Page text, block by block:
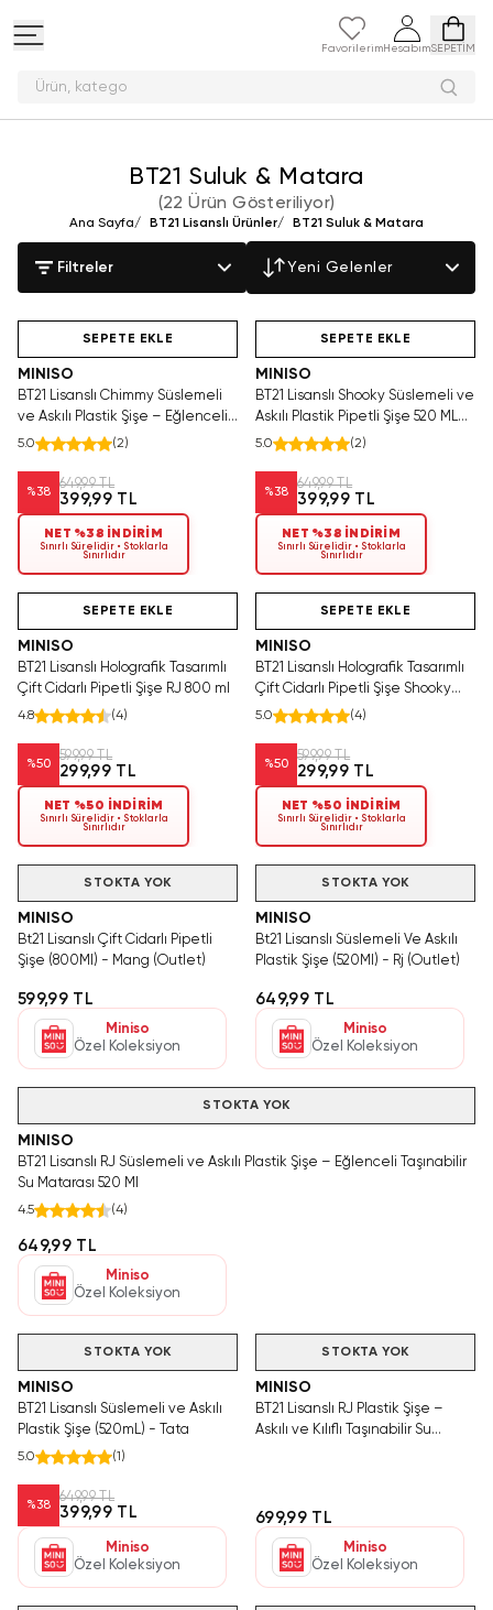
Favorilerim HesabımSEPETİM
Ürün,
BT21 Suluk & Matara
(22 Ürün Gösteriliyor)
Ana Sayfa/ BT21 Lisanslı Ürünler/ BT21 Suluk & Matara
Filtreler Yeni Gelenler
Tükenmeden Satın Al
SEPETE EKLE
MINISO
BT21 Lisanslı Chimmy Süslemeli
ve Askılı Plastik Şişe – Eğlenceli
Taşınabilir Su Matarası 520 Ml
5.0 (2)
%38
649,99 TL
399,99 TL
NET %38 İNDİRİM
Sınırlı Sürelidir • Stoklarla
Sınırlıdır
Tükenmeden Satın Al
SEPETE EKLE
MINISO
BT21 Lisanslı Shooky Süslemeli ve
Askılı Plastik Pipetli Şişe 520 ML
16,3 Cm
5.0 (2)
%38
649,99 TL
399,99 TL
NET %38 İNDİRİM
Sınırlı Sürelidir • Stoklarla
Sınırlıdır
SEPETE EKLE
MINISO
BT21 Lisanslı Holografik Tasarımlı
Çift Cidarlı Pipetli Şişe RJ 800 ml
4.8 (4)
%50
599,99 TL
299,99 TL
NET %50 İNDİRİM
Sınırlı Sürelidir • Stoklarla
Sınırlıdır
SEPETE EKLE
MINISO
BT21 Lisanslı Holografik Tasarımlı
Çift Cidarlı Pipetli Şişe Shooky
800 ml
5.0 (4)
%50
599,99 TL
299,99 TL
NET %50 İNDİRİM
Sınırlı Sürelidir • Stoklarla
Sınırlıdır
STOKTA YOK
MINISO
Bt21 Lisanslı Çift Cidarlı Pipetli
Şişe (800Ml) - Mang (Outlet)
599,99 TL
Miniso
Özel Koleksiyon
STOKTA YOK
MINISO
Bt21 Lisanslı Süslemeli Ve Askılı
Plastik Şişe (520Ml) - Rj (Outlet)
649,99 TL
Miniso
Özel Koleksiyon
STOKTA YOK
MINISO
BT21 Lisanslı RJ Süslemeli ve Askılı Plastik Şişe – Eğlenceli Taşınabilir
Su Matarası 520 Ml
4.5 (4)
649,99 TL
Miniso
Özel Koleksiyon
STOKTA YOK
MINISO
BT21 Lisanslı Süslemeli ve Askılı
Plastik Şişe (520mL) - Tata
5.0 (1 )
%38
649,99 TL
399,99 TL
Miniso
Özel Koleksiyon
STOKTA YOK
MINISO
BT21 Lisanslı RJ Plastik Şişe –
Askılı ve Kılıflı Taşınabilir Su
699,99 TL
Miniso
Özel Koleksiyon